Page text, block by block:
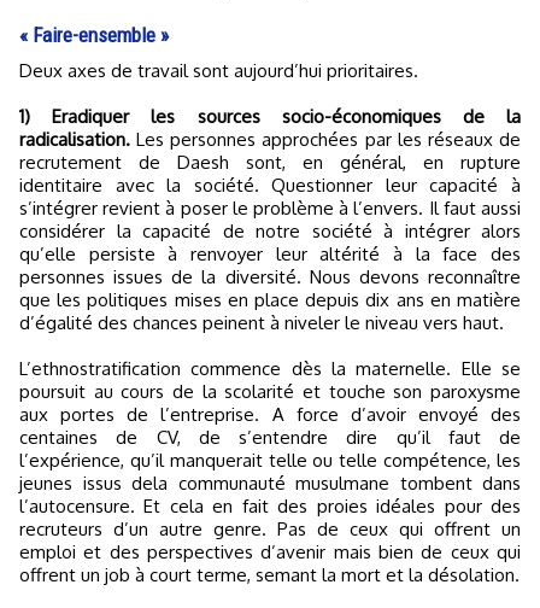
« Faire-ensemble »
Deux axes de travail sont aujourd’hui prioritaires.
1) Eradiquer les sources socio-économiques de la
radicalisation. Les personnes approchées par les réseaux de
recrutement de Daesh sont, en général, en rupture
identitaire avec la société. Questionner leur capacité à
s’intégrer revient à poser le problème à l’envers. Il faut aussi
considérer la capacité de notre société à intégrer alors
qu’elle persiste à renvoyer leur altérité à la face des
personnes issues de la diversité. Nous devons reconnaître
que les politiques mises en place depuis dix ans en matière
d’égalité des chances peinent à niveler le niveau vers haut.
L’ethnostratification commence dès la maternelle. Elle se
poursuit au cours de la scolarité et touche son paroxysme
aux portes de l’entreprise. A force d’avoir envoyé des
centaines de CV, de s’entendre dire qu’il faut de
l’expérience, qu’il manquerait telle ou telle compétence, les
jeunes issus dela communauté musulmane tombent dans
l’autocensure. Et cela en fait des proies idéales pour des
recruteurs d’un autre genre. Pas de ceux qui offrent un
emploi et des perspectives d’avenir mais bien de ceux qui
offrent un job à court terme, semant la mort et la désolation.